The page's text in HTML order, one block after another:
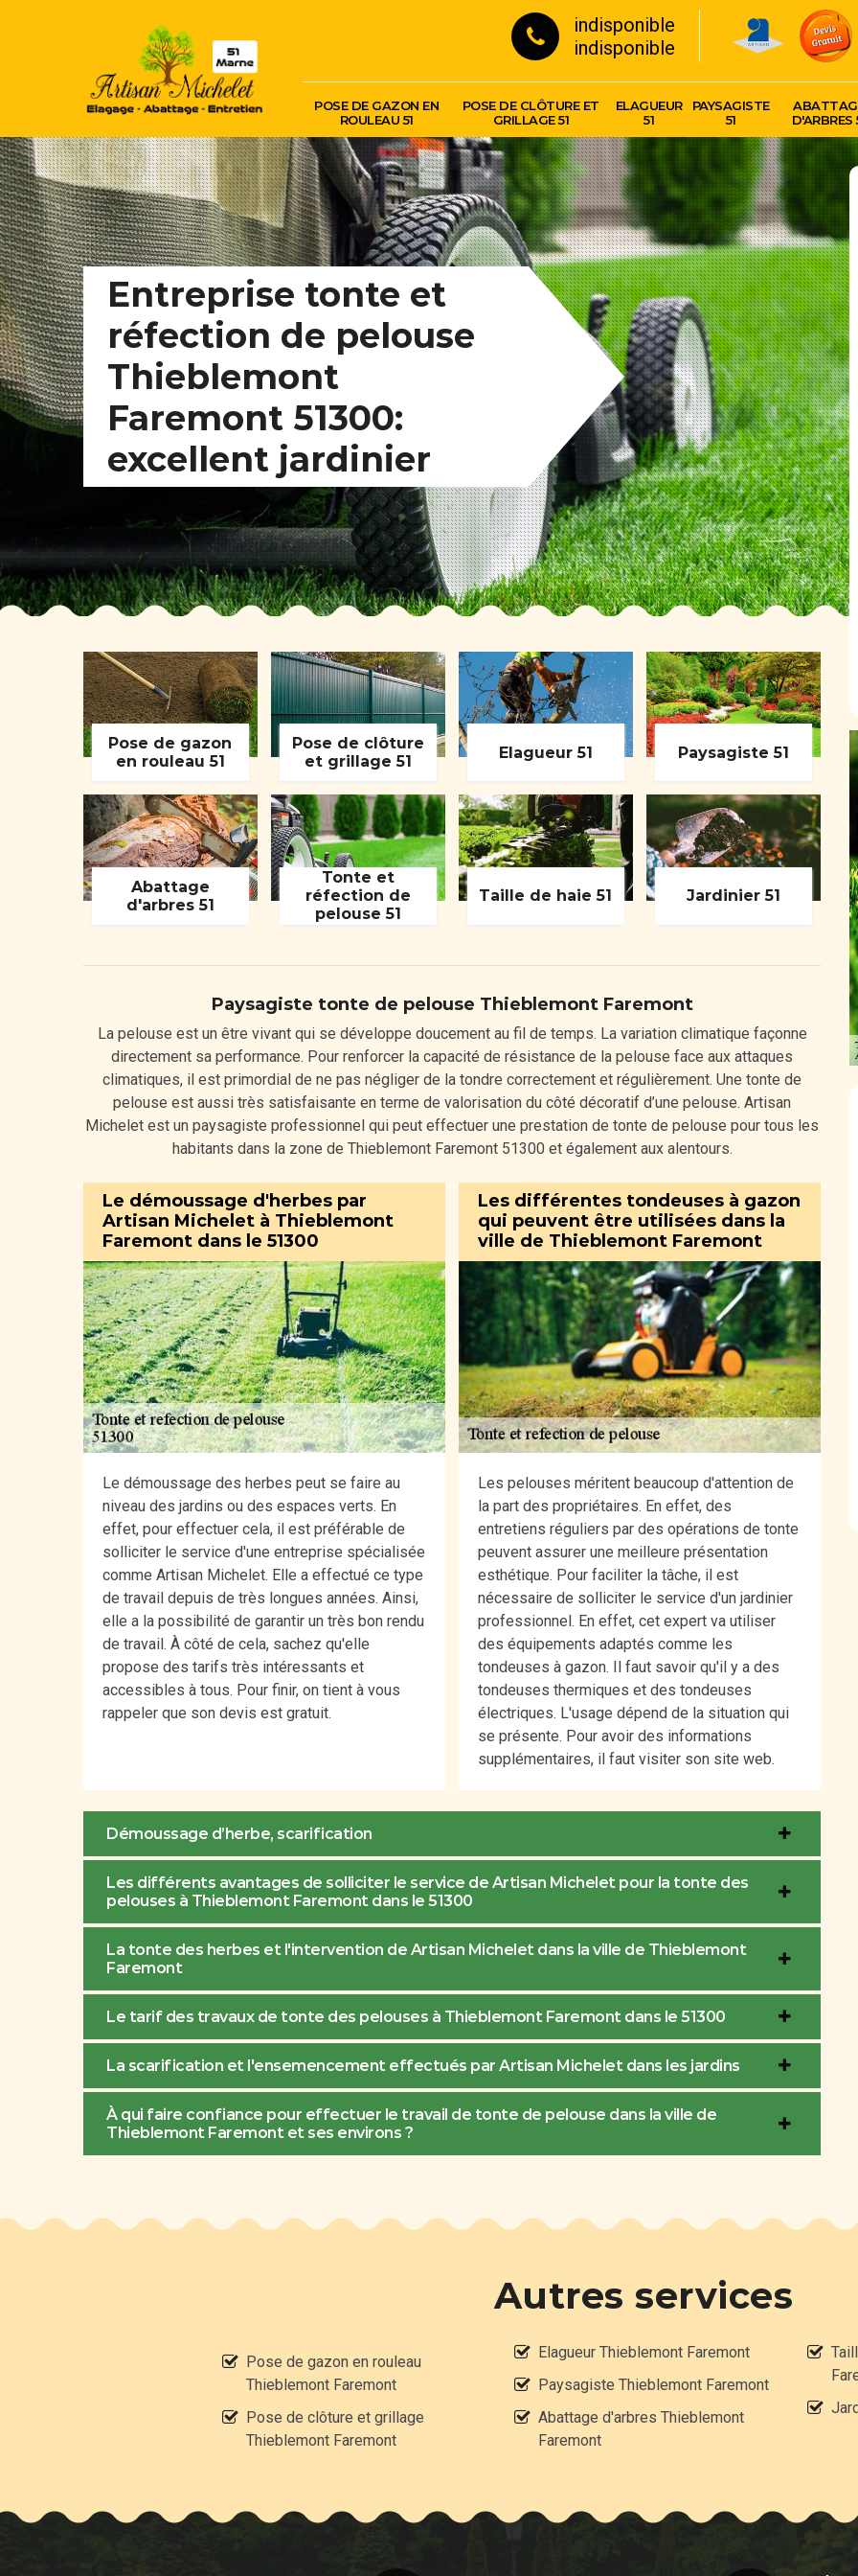
indisponible
indisponible
POSE DE GAZON EN
ROULEAU 51
POSE DE CLÔTURE ET
GRILLAGE 51
ELAGUEUR
51
PAYSAGISTE
51
D'ARBRES
Entreprise tonte et
réfection de pelouse
Thieblemont
Faremont 51300:
excellent jardinier
Pose de gazon
en rouleau 51
Pose de clôture
et grillage 51
Elagueur 51 Paysagiste 51
Abattage
d'arbres 51
Tonte et
réfection de
pelouse 51
Taille de haie 51 Jardinier 51
Paysagiste tonte de pelouse Thieblemont Faremont
La pelouse est un être vivant qui se développe doucement au fil de temps. La variation climatique façonne
directement sa performance. Pour renforcer la capacité de résistance de la pelouse face aux attaques
climatiques, il est primordial de ne pas négliger de la tondre correctement et régulièrement. Une tonte de
pelouse est aussi très satisfaisante en terme de valorisation du côté décoratif d’une pelouse. Artisan
Michelet est un paysagiste professionnel qui peut effectuer une prestation de tonte de pelouse pour tous les
habitants dans la zone de Thieblemont Faremont 51300 et également aux alentours.
Le démoussage d'herbes par
Artisan Michelet à Thieblemont
Faremont dans le 51300
Le démoussage des herbes peut se faire au
niveau des jardins ou des espaces verts. En
effet, pour effectuer cela, il est préférable de
solliciter le service d'une entreprise spécialisée
comme Artisan Michelet. Elle a effectué ce type
de travail depuis de très longues années. Ainsi,
elle a la possibilité de garantir un très bon rendu
de travail. À côté de cela, sachez qu'elle
propose des tarifs très intéressants et
accessibles à tous. Pour finir, on tient à vous
rappeler que son devis est gratuit.
Les différentes tondeuses à gazon
qui peuvent être utilisées dans la
ville de Thieblemont Faremont
Les pelouses méritent beaucoup d'attention de
la part des propriétaires. En effet, des
entretiens réguliers par des opérations de tonte
peuvent assurer une meilleure présentation
esthétique. Pour faciliter la tâche, il est
nécessaire de solliciter le service d'un jardinier
professionnel. En effet, cet expert va utiliser
des équipements adaptés comme les
tondeuses à gazon. Il faut savoir qu'il y a des
tondeuses thermiques et des tondeuses
électriques. L'usage dépend de la situation qui
se présente. Pour avoir des informations
supplémentaires, il faut visiter son site web.
Démoussage d’herbe, scarification
Les différents avantages de solliciter le service de Artisan Michelet pour la tonte des
pelouses à Thieblemont Faremont dans le 51300
La tonte des herbes et l'intervention de Artisan Michelet dans la ville de Thieblemont
Faremont
Le tarif des travaux de tonte des pelouses à Thieblemont Faremont dans le 51300
La scarification et l'ensemencement effectués par Artisan Michelet dans les jardins
À qui faire confiance pour effectuer le travail de tonte de pelouse dans la ville de
Thieblemont Faremont et ses environs ?
Autres services
Pose de gazon en rouleau
Thieblemont Faremont
Pose de clôture et grillage
Thieblemont Faremont
Elagueur Thieblemont Faremont
Paysagiste Thieblemont Faremont
Abattage d'arbres Thieblemont
Faremont